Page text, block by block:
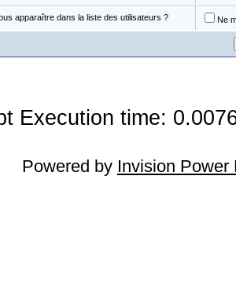
apparaître dans la liste des utilisateurs ? Ne
Execution time:
Powered by Invision Power